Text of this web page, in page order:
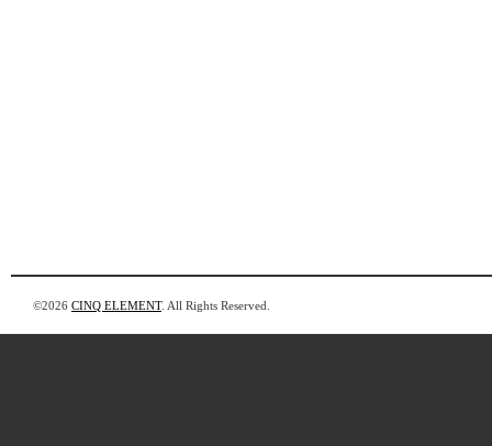
©2026 CINQ ELEMENT. All Rights Reserved.